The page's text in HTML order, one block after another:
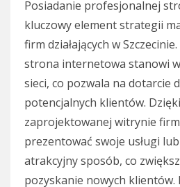
Posiadanie profesjonalnej
kluczowy element strategii
firm działających w
strona internetowa stanowi
sieci, co pozwala na dotarcie
potencjalnych klientów.
zaprojektowanej witrynie
prezentować swoje usługi
atrakcyjny sposób, co
pozyskanie nowych